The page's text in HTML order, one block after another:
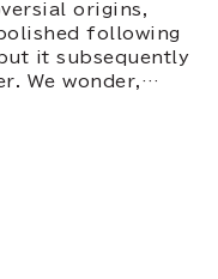
origins,
following
it subsequently
We wonder,